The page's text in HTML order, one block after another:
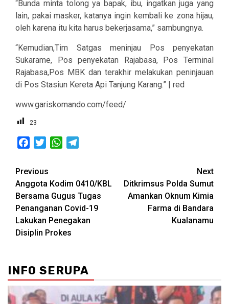
“Bunda minta tolong ya bapak, ibu, ingatkan juga yang
lain, pakai masker, katanya ingin kembali ke zona hijau,
oleh karena itu kita harus bekerjasama,” sambungnya.
“Kemudian,Tim Satgas meninjau Pos penyekatan
Sukarame, Pos penyekatan Rajabasa, Pos Terminal
Rajabasa,Pos MBK dan terakhir melakukan peninjauan
di Pos Stasiun Kereta Api Tanjung Karang.” | red
www.gariskomando.com/feed/
23
FacebookTwitterWhatsApp
Post
navigation
Previous
Anggota Kodim 0410/KBL
Bersama Gugus Tugas
Penanganan Covid-19
Lakukan Penegakan
Disiplin Prokes
Next
Ditkrimsus Polda Sumut
Amankan Oknum Kimia
Farma di Bandara
Kualanamu
INFO SERUPA